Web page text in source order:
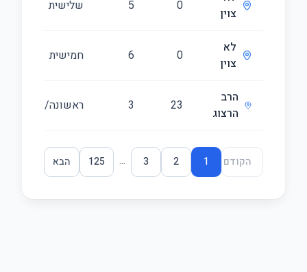
צוין
0
5 שלישית
לא
צוין
0
6 חמישית
הרב
הרצוג
23
3 ראשונה/3
הקודם 1
2
3
...
125 הבא